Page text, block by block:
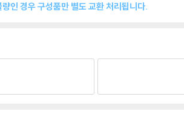
인 경우 구성품만 별도 교환 처리됩니다.